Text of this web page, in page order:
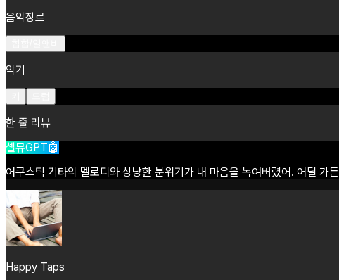
음악장르
악기
한 줄 리뷰
셀뮤GPT🤖
어쿠스틱 기타의 멜로디와 상냥한 분위기가 내 마음을 녹여버렸어. 어딜 가든
Happy Taps